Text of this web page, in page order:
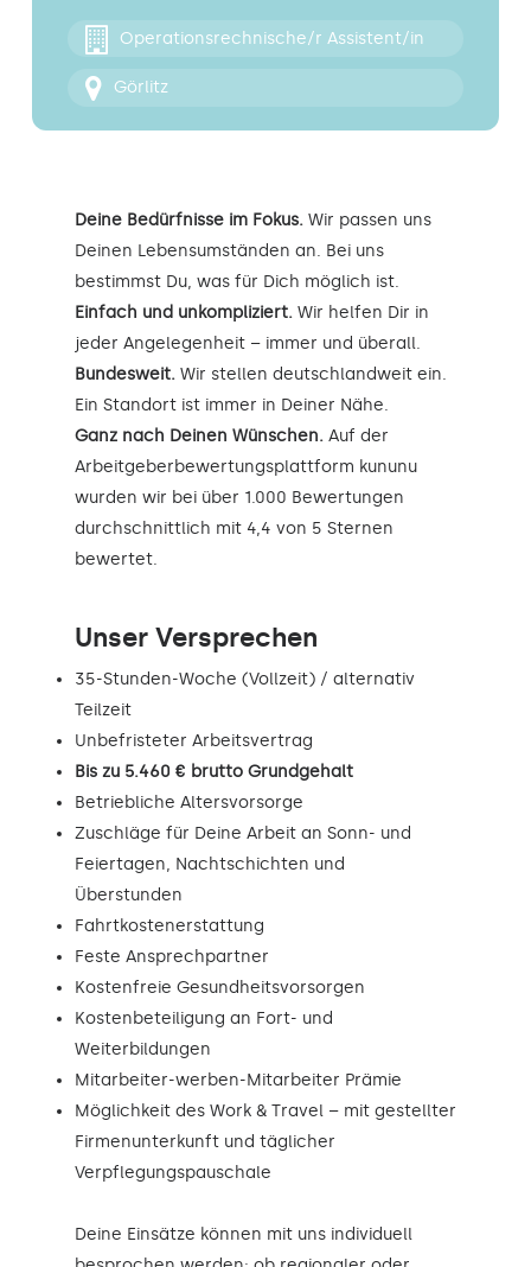
Kontakt
Operationsrechnische/r Assistent/in
Görlitz
Deine Bedürfnisse im Fokus. Wir passen uns
Deinen Lebensumständen an. Bei uns
bestimmst Du, was für Dich möglich ist.
Einfach und unkompliziert. Wir helfen Dir in
jeder Angelegenheit – immer und überall.
Bundesweit. Wir stellen deutschlandweit ein.
Ein Standort ist immer in Deiner Nähe.
Ganz nach Deinen Wünschen. Auf der
Arbeitgeberbewertungsplattform kununu
wurden wir bei über 1.000 Bewertungen
durchschnittlich mit 4,4 von 5 Sternen
bewertet.
Unser Versprechen
35-Stunden-Woche (Vollzeit) / alternativ
Teilzeit
Unbefristeter Arbeitsvertrag
Bis zu 5.460 € brutto Grundgehalt
Betriebliche Altersvorsorge
Zuschläge für Deine Arbeit an Sonn- und
Feiertagen, Nachtschichten und
Überstunden
Fahrtkostenerstattung
Feste Ansprechpartner
Kostenfreie Gesundheitsvorsorgen
Kostenbeteiligung an Fort- und
Weiterbildungen
Mitarbeiter-werben-Mitarbeiter Prämie
Möglichkeit des Work & Travel – mit gestellter
Firmenunterkunft und täglicher
Verpflegungspauschale
Deine Einsätze können mit uns individuell